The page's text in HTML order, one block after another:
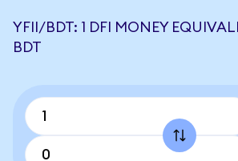
YFII/BDT: 1 DFI MONEY
BDT